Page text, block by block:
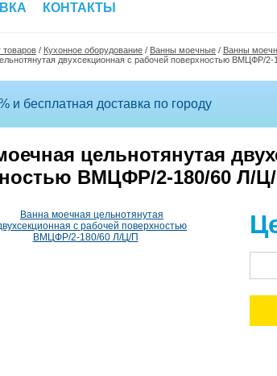
КОНТАКТЫ
товаров / Кухонное оборудование / Ванны моечные / Ванны
двухсекционная с рабочей поверхностью ВМЦФР/
и бесплатная доставка по городу
цельнотянутая
ВМЦФР/2-180/60 Л/